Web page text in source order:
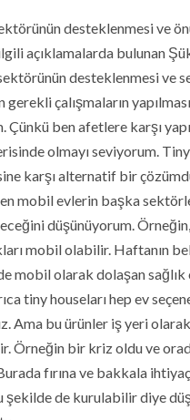
desteklenmesi ve
açıklamalarda bulunan
desteklenmesi ve
gerekli çalışmaların
Çünkü ben afetlere karşı
olmayı seviyorum.
karşı alternatif bir
mobil evlerin başka
düşünüyorum.
mobil olabilir. Haftanın
mobil olarak dolaşan sağlık
tiny houseları hep ev
Ama bu ürünler iş yeri
Örneğin bir kriz oldu ve
fırına ve bakkala
şekilde de kurulabilir diye